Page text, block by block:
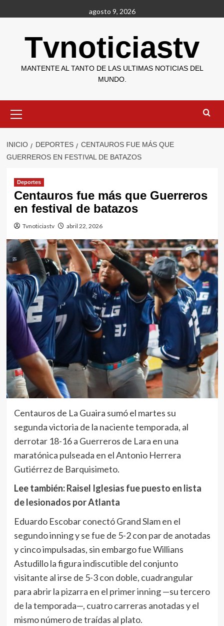
al
agosto 9, 2026
Tvnoticiastv
MANTENTE AL TANTO DE LAS ULTIMAS NOTICIAS DEL
MUNDO.
primario
INICIO DEPORTES
CENTAUROS FUE MÁS QUE
GUERREROS EN FESTIVAL DE BATAZOS
Deportes
Centauros fue más que Guerreros
en festival de batazos
Tvnoticiastv abril 22, 2026
Centauros de La Guaira sumó el martes su
segunda victoria de la naciente temporada, al
derrotar 18-16 a Guerreros de Lara en una
maratónica pulseada en el Antonio Herrera
Gutiérrez de Barquisimeto.
Lee también:Raisel Iglesias fue puesto en lista
de lesionados por Atlanta
Eduardo Escobar conectó Grand Slam en el
segundo inning y se fue de 5-2 con par de anotadas
y cinco impulsadas, sin embargo fue Willians
Astudillo la figura indiscutible del conjunto
visitante al irse de 5-3 con doble, cuadrangular
para abrir la pizarra en el primer inning —su tercero
de la temporada—, cuatro carreras anotadas y el
mismo número de traídas al plato.